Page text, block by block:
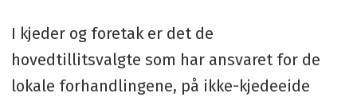
I kjeder og foretak er det de
hovedtillitsvalgte som har ansvaret for de
lokale forhandlingene, på ikke-kjedeeide